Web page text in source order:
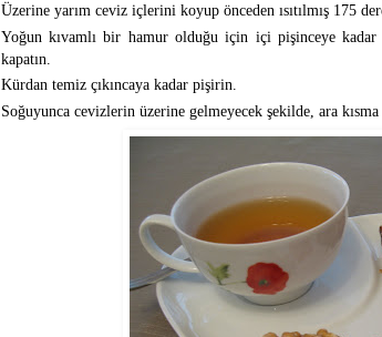
Üzerine yarım ceviz içlerini koyup önceden ısıtılmış 175
Yoğun kıvamlı bir hamur olduğu için içi pişinceye
kapatın.
Kürdan temiz çıkıncaya kadar pişirin.
Soğuyunca cevizlerin üzerine gelmeyecek şekilde, ara kısma